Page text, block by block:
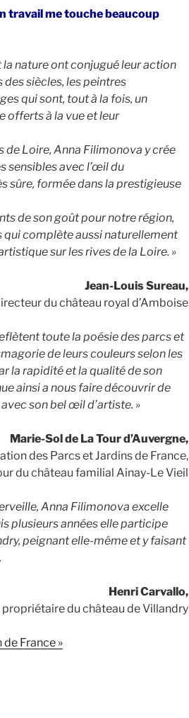
travail me touche beaucoup
la nature ont conjugué leur action
siècles, les peintres
qui sont, tout à la fois, un
offerts à la vue et leur
de Loire, Anna Filimonova y crée
sensibles avec l’œil du
sûre, formée dans la prestigieuse
de son goût pour notre région,
complète aussi naturellement
sur les rives de la Loire. »
Jean-Louis Sureau,
du château royal d’Amboise
toute la poésie des parcs et
de leurs couleurs selon les
la rapidité et la qualité de son
ainsi a nous faire découvrir de
son bel œil d’artiste. »
Marie-Sol de La Tour d’Auvergne,
des Parcs et Jardins de France,
du château familial Ainay-Le Vieil
Anna Filimonova excelle
plusieurs années elle participe
peignant elle-même et y faisant
Henri Carvallo,
du château de Villandry